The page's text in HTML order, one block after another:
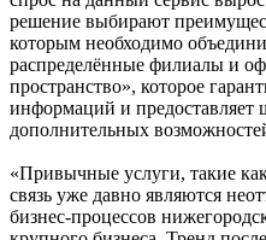
решение выбирают
которым необходимо
распределённые филиалы и
пространство», которое
информаций и предоставляет
дополнительных
«Привычные услуги, такие
связь уже давно являются
бизнес-процессов